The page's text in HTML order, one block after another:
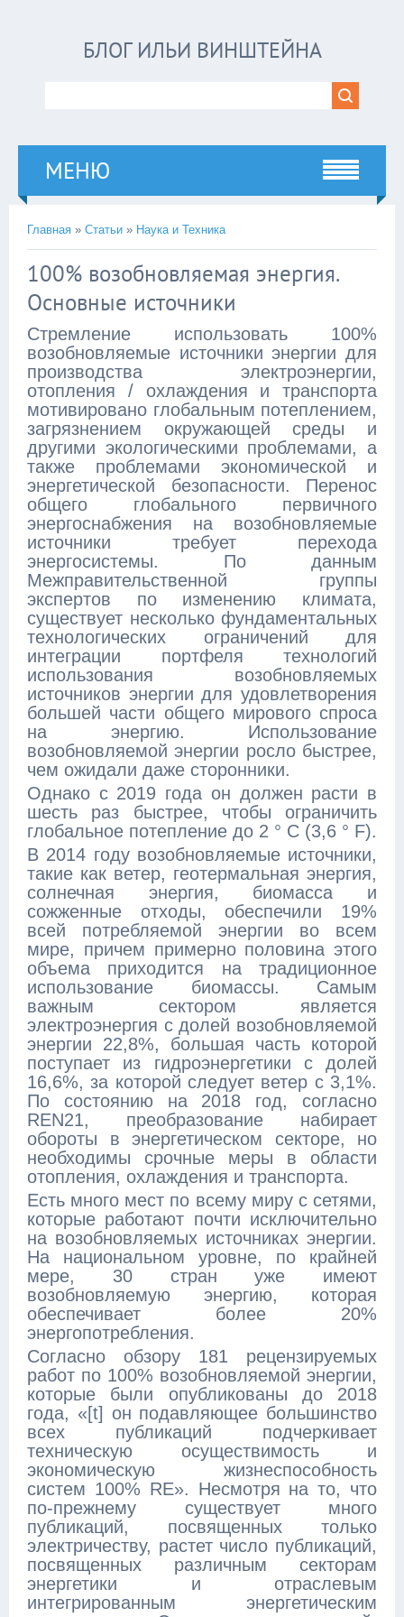
БЛОГ ИЛЬИ ВИНШТЕЙНА
МЕНЮ
Главная » Статьи » Наука и Техника
100% возобновляемая энергия.
Основные источники
Стремление использовать 100%
возобновляемые источники энергии для
производства электроэнергии,
отопления / охлаждения и транспорта
мотивировано глобальным потеплением,
загрязнением окружающей среды и
другими экологическими проблемами, а
также проблемами экономической и
энергетической безопасности. Перенос
общего глобального первичного
энергоснабжения на возобновляемые
источники требует перехода
энергосистемы. По данным
Межправительственной группы
экспертов по изменению климата,
существует несколько фундаментальных
технологических ограничений для
интеграции портфеля технологий
использования возобновляемых
источников энергии для удовлетворения
большей части общего мирового спроса
на энергию. Использование
возобновляемой энергии росло быстрее,
чем ожидали даже сторонники.
Однако с 2019 года он должен расти в
шесть раз быстрее, чтобы ограничить
глобальное потепление до 2 ° C (3,6 ° F).
В 2014 году возобновляемые источники,
такие как ветер, геотермальная энергия,
солнечная энергия, биомасса и
сожженные отходы, обеспечили 19%
всей потребляемой энергии во всем
мире, причем примерно половина этого
объема приходится на традиционное
использование биомассы. Самым
важным сектором является
электроэнергия с долей возобновляемой
энергии 22,8%, большая часть которой
поступает из гидроэнергетики с долей
16,6%, за которой следует ветер с 3,1%.
По состоянию на 2018 год, согласно
REN21, преобразование набирает
обороты в энергетическом секторе, но
необходимы срочные меры в области
отопления, охлаждения и транспорта.
Есть много мест по всему миру с сетями,
которые работают почти исключительно
на возобновляемых источниках энергии.
На национальном уровне, по крайней
мере, 30 стран уже имеют
возобновляемую энергию, которая
обеспечивает более 20%
энергопотребления.
Согласно обзору 181 рецензируемых
работ по 100% возобновляемой энергии,
которые были опубликованы до 2018
года, «[t] он подавляющее большинство
всех публикаций подчеркивает
техническую осуществимость и
экономическую жизнеспособность
систем 100% RE». Несмотря на то, что
по-прежнему существует много
публикаций, посвященных только
электричеству, растет число публикаций,
посвященных различным секторам
энергетики и отраслевым
интегрированным энергетическим